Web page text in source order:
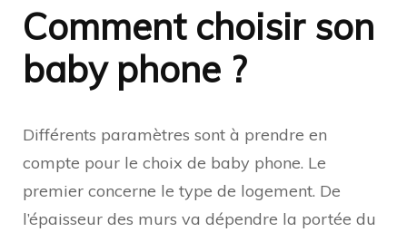
Comment choisir son
baby phone ?
Différents paramètres sont à prendre en
compte pour le choix de baby phone. Le
premier concerne le type de logement. De
l’épaisseur des murs va dépendre la portée du